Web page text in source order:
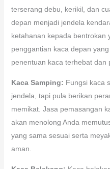
terserang debu, kerikil, dan
depan menjadi jendela
ketahanan kepada bentrokan
penggantian kaca depan
penentuan kaca terhebat dan
Kaca Samping: Fungsi kaca
jendela, tapi pula berikan
memikat. Jasa pemasangan
akan menolong Anda
yang sama sesuai serta
aman.